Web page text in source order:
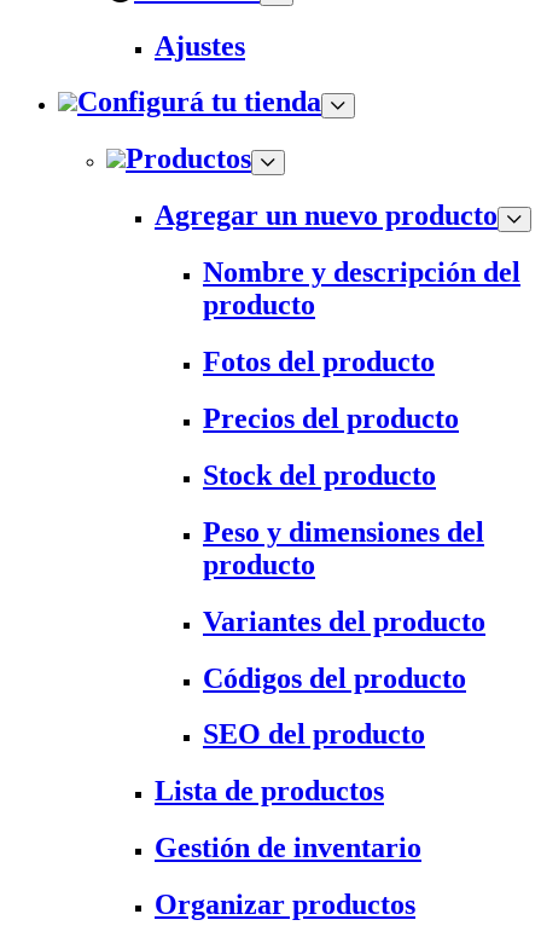
Ajustes
Configurá tu tienda
Productos
Agregar un nuevo producto
Nombre y descripción del
producto
Fotos del producto
Precios del producto
Stock del producto
Peso y dimensiones del
producto
Variantes del producto
Códigos del producto
SEO del producto
Lista de productos
Gestión de inventario
Organizar productos